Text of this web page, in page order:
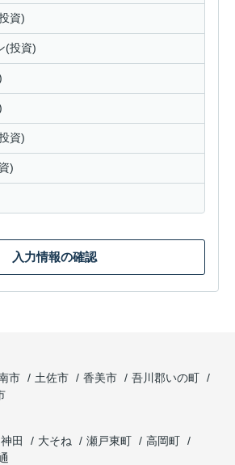
資)
(投資)
資)
)
入力情報の確認
市 土佐市 香美市
吾川郡いの町
神田 大そね 瀬戸東町
高岡町